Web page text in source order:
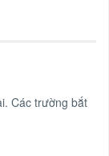
Các trường bắt